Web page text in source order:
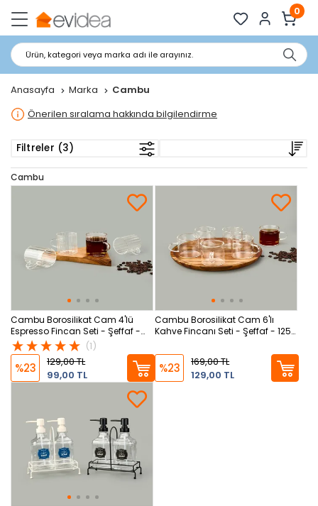
0
Ürün, kategori veya marka adı ile arayınız.
Anasayfa Marka Cambu
Önerilen sıralama hakkında bilgilendirme
Filtreler (3)
Cambu
Cambu Borosilikat Cam 4'lü
Espresso Fincan Seti - Şeffaf -
150 ml
(1)
%23
129,00 TL
99,00 TL
Cambu Borosilikat Cam 6'lı
Kahve Fincanı Seti - Şeffaf - 125
%23
169,00 TL
129,00 TL